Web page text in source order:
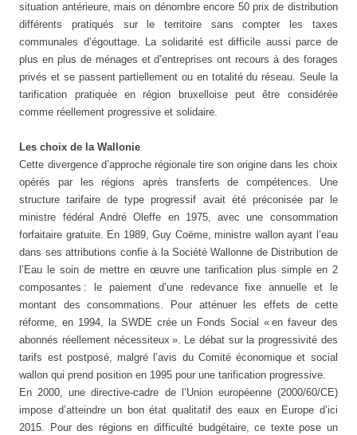
situation antérieure, mais on dénombre encore 50 prix de distribution
différents pratiqués sur le territoire sans compter les taxes
communales d’égouttage. La solidarité est difficile aussi parce de
plus en plus de ménages et d’entreprises ont recours à des forages
privés et se passent partiellement ou en totalité du réseau. Seule la
tarification pratiquée en région bruxelloise peut être considérée
comme réellement progressive et solidaire.
Les choix de la Wallonie
Cette divergence d’approche régionale tire son origine dans les choix
opérés par les régions après transferts de compétences. Une
structure tarifaire de type progressif avait été préconisée par le
ministre fédéral André Oleffe en 1975, avec une consommation
forfaitaire gratuite. En 1989, Guy Coëme, ministre wallon ayant l’eau
dans ses attributions confie à la Société Wallonne de Distribution de
l’Eau le soin de mettre en œuvre une tarification plus simple en 2
composantes : le paiement d’une redevance fixe annuelle et le
montant des consommations. Pour atténuer les effets de cette
réforme, en 1994, la SWDE crée un Fonds Social « en faveur des
abonnés réellement nécessiteux ». Le débat sur la progressivité des
tarifs est postposé, malgré l’avis du Comité économique et social
wallon qui prend position en 1995 pour une tarification progressive.
En 2000, une directive-cadre de l’Union européenne (2000/60/CE)
impose d’atteindre un bon état qualitatif des eaux en Europe d’ici
2015. Pour des régions en difficulté budgétaire, ce texte pose un